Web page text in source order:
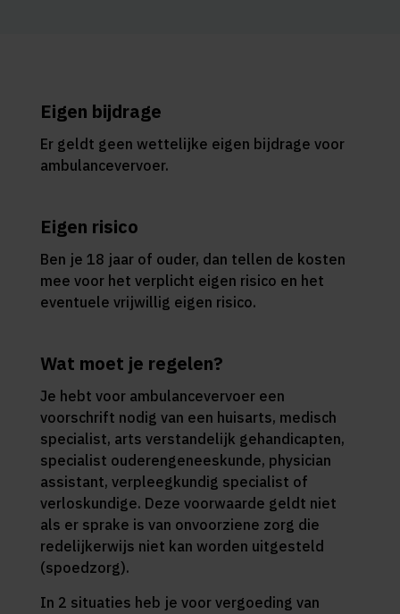
Eigen bijdrage
Er geldt geen wettelijke eigen bijdrage voor
ambulancevervoer.
Eigen risico
Ben je 18 jaar of ouder, dan tellen de kosten
mee voor het verplicht eigen risico en het
eventuele vrijwillig eigen risico.
Wat moet je regelen?
Je hebt voor ambulancevervoer een
voorschrift nodig van een huisarts, medisch
specialist, arts verstandelijk gehandicapten,
specialist ouderengeneeskunde, physician
assistant, verpleegkundig specialist of
verloskundige. Deze voorwaarde geldt niet
als er sprake is van onvoorziene zorg die
redelijkerwijs niet kan worden uitgesteld
(spoedzorg).
In 2 situaties heb je voor vergoeding van